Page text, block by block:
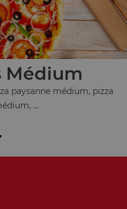
Médium
paysanne médium, pizza
...